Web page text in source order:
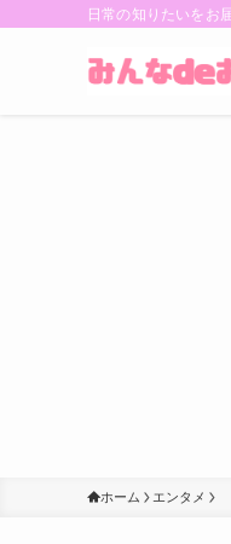
日常の知りたいをお
ホーム エンタメ